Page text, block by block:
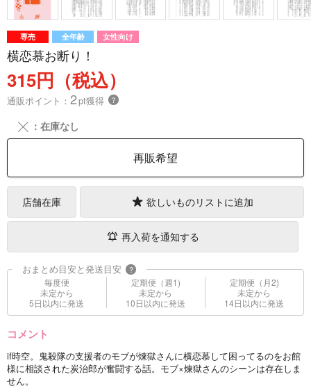
専売 全年齢 女性向け
横恋慕お断り！
315円（税込）
通販ポイント： 2pt獲得 ？
╳ ：在庫なし
再販希望
店舗在庫 欲しいものリストに追加
再入荷を通知する
おまとめ目安と発送目安 ?
毎度便
未定から
5日以内に発送
定期便（週1)
未定から
10日以内に発送
定期便（月2)
未定から
14日以内に発送
コメント
if時空。鬼殺隊の支援者のモブが煉獄さんに横恋慕して困ってるのをお館
様に相談された炭治郎が奮闘する話。モブ×煉獄さんのシーンは存在しま
せん。